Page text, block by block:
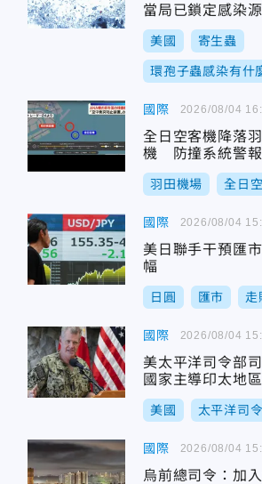
當局已鎖定感染
美國 寄生蟲
環孢子蟲感染有什
國際
全日空客機降落
機 防撞系統警報
羽田機場 全日空
2026/08/04
國際
美日聯手干預匯
幅
日圓 匯市 走
2026/08/04
國際
美太平洋司令部
國家主導印太地區
美國 太平洋司
2026/08/04
國際
烏前總司令：加
2026/08/04